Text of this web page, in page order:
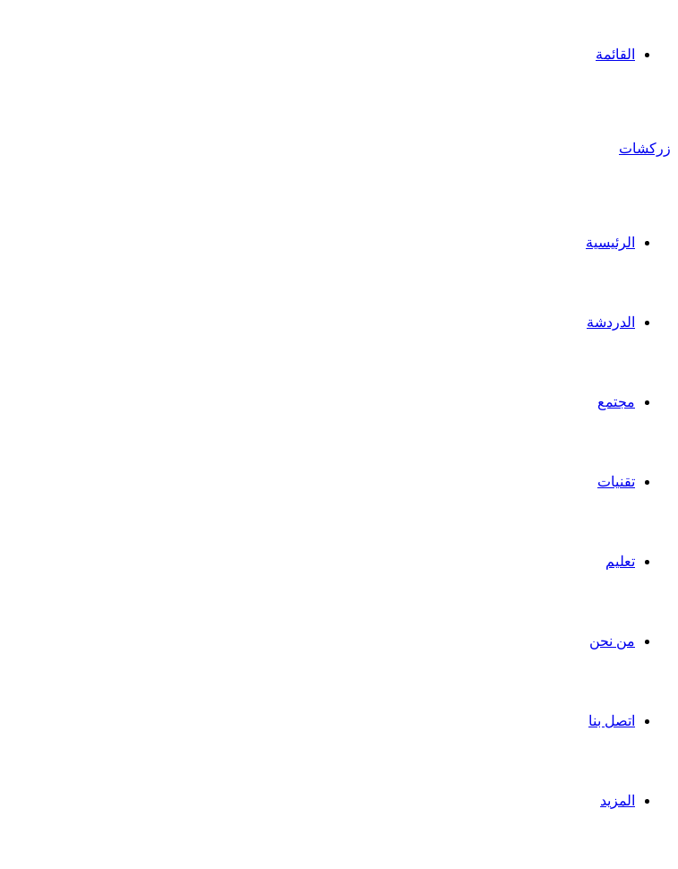
القائمة
زركشات
الرئيسية
الدردشة
مجتمع
تقنيات
تعليم
من نحن
اتصل بنا
المزيد